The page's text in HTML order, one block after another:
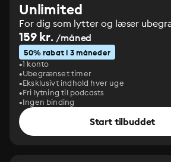
Unlimited
For dig som lytter og læser
159 kr. /måned
50% rabat i 3 måneder
1 konto
Ubegrænset timer
Eksklusivt indhold hver uge
Fri lytning til podcasts
Ingen binding
Start tilbuddet